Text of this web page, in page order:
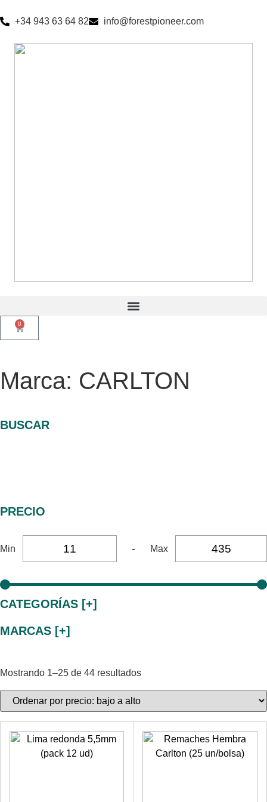
+34 943 63 64 82 info@forestpioneer.com
0
Marca: CARLTON
BUSCAR
PRECIO
Min - Max
CATEGORÍAS [+]
MARCAS [+]
Mostrando 1–25 de 44 resultados